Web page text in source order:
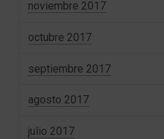
noviembre 2017
octubre 2017
septiembre 2017
agosto 2017
julio 2017